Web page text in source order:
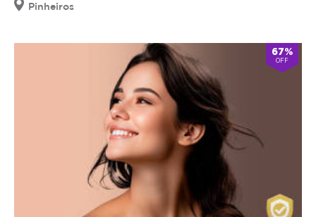
Pinheiros
67%
OFF